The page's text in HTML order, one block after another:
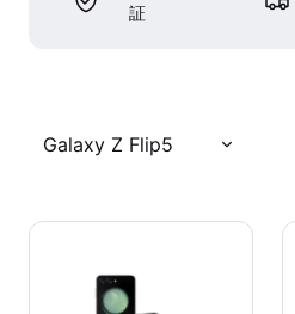
証
Galaxy Z Flip5